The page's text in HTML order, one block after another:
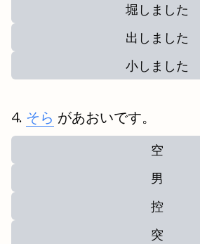
堀しました
出しました
小しました
そら があおいです。
空
男
控
突